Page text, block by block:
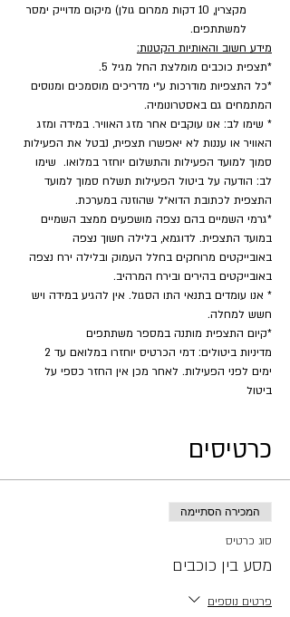
מקצרין, 10 דקות ממרום גולן) מיקום מדוייק ימסר
למשתתפים.
מידע חשוב והאותיות הקטנות:
*תצפית כוכבים מומלצת החל מגיל 5.
*כל התצפיות מודרכות ע״י מדריכים מוסמכים ומנוסים
המתמחים גם באסטרונומיה.
* שימו לב: אנו עוקבים אחר מזג האוויר. במידה ומזג
האוויר או עננות לא יאפשרו תצפית, נבטל את הפעילות
סמוך למועד הפעילות והתשלום יוחזר במלואו.  שימו
לב: הודעה על ביטול הפעילות תשלח סמוך למועד
התצפית לכתובת הדוא״ל שהוזנה במערכת.
*גרמי השמיים בהם נצפה מושפעים ממצב השמיים
במועד התצפית. לדוגמא, בלילה חשוך נצפה
באובייקטים מרוחקים בחלל העמוק ובלילה ירח נצפה
באובייקטים בהירים ובירח המרהיב.
* אנו עומדים בתנאי התו הסגול. אין להגיע במידה ויש
חשש למחלה.
​*קיום התצפית מותנה במספר משתתפים
ימים לפני הפעילות. לאחר מכן אין החזר כספי על
ביטול
כרטיסים
המכירה הסתיימה
סוג כרטיס
מסע בין כוכבים
פרטים נוספים